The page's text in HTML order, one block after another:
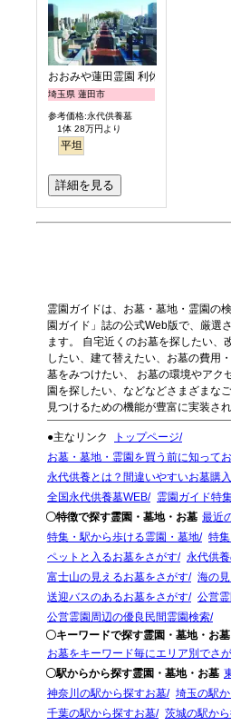
おおみや蓮田霊園 利休メモリアルパ
埼玉県 蓮田市
参考価格:永代供養墓
1体 28万円より
平坦
詳細を見る
霊園ガイドは、お墓・墓地・霊園の
園ガイド」誌の公式Web版で、厳選
ます。 自宅近くのお墓を探したい、
したい、建て替えたい、お墓の費用
墓をみつけたい、 お墓の環境やアク
園を探したい、などなどさまざまな
見つけるための機能が豊富に実装され
●主なリンク
トップページ
お墓・墓地・霊園を買う前に知って
永代供養とは？間違いやすいお墓購
全国永代供養墓WEB
霊園ガイド特
〇特徴で探す霊園・墓地・お墓 最近
特集・駅から歩ける霊園・墓地
特
ペットと入るお墓をさがす
永代供
富士山の見えるお墓をさがす
海の
送迎バスのあるお墓をさがす
公営
公営霊園周辺の優良民間霊園検索
〇キーワードで探す霊園・墓地・お墓
お墓をキーワード毎にエリア別でさ
〇駅からから探す霊園・墓地・お墓
神奈川の駅から探すお墓
埼玉の駅
千葉の駅から探すお墓
茨城の駅か